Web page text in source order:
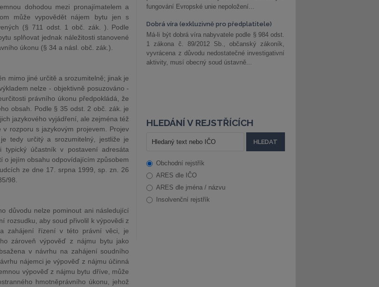
dohodou mezi pronajímatelem a
může vypovědět nájem bytu jen s
(§ 711 odst. 1 obč. zák. ). Podle
splňovat jednak náležitosti stanovené
úkonu (§ 34 a násl. obč. zák.).
mimo jiné určitě a srozumitelně; jinak je
nelze - objektivně posuzováno -
právního úkonu předpokládá, že
obsah. Podle § 35 odst. 2 obč. zák. je
jazykového vyjádření, ale zejména též
rozporu s jazykovým projevem. Projev
tedy určitý a srozumitelný, jestliže je
typický účastník v postavení adresáta
o jejím obsahu odpovídajícím způsobem
ze dne 17. srpna 1999, sp. zn. 26
98.
důvodu nelze pominout ani následující
rozsudku, aby soud přivolil k výpovědi z
zahájení řízení v této právní věci, je
zároveň výpověď z nájmu bytu jako
v návrhu na zahájení soudního
nájemci je výpověď z nájmu účinná
výpověď z nájmu bytu dříve, může
hmotněprávního úkonu, jehož
fungování Evropské unie nepoložení...
Dobrá víra (exkluzivně pro předplatitele)
Má-li být dobrá víra nabyvatele podle § 984 odst.
1 zákona č. 89/2012 Sb., občanský zákoník,
vyvrácena z důvodu nedostatečné investigativní
aktivity, musí obecný soud ústavně...
HLEDÁNÍ V REJSTŘÍCÍCH
Obchodní rejstřík
ARES dle IČO
ARES dle jména / názvu
Insolvenční rejstřík